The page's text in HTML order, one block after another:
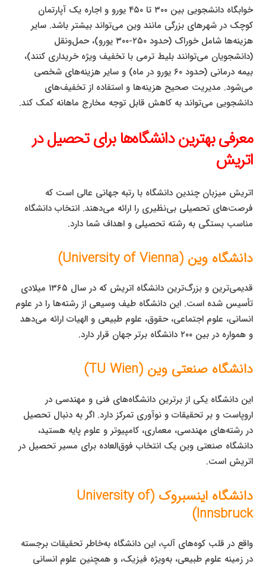
خوابگاه دانشجویی بین ۳۰۰ تا ۴۵۰ یورو و اجاره یک آپارتمان
کوچک در شهرهای بزرگی مانند وین می‌تواند بیشتر باشد. سایر
هزینه‌ها شامل خوراک (حدود ۲۵۰-۳۰۰ یورو)، حمل‌ونقل
(دانشجویان می‌توانند بلیط ترمی با تخفیف ویژه خریداری کنند)،
بیمه درمانی (حدود ۶۰ یورو در ماه) و سایر هزینه‌های شخصی
می‌شود. مدیریت صحیح هزینه‌ها و استفاده از تخفیف‌های
دانشجویی می‌تواند به کاهش قابل توجه مخارج ماهانه کمک کند.
معرفی بهترین دانشگاه‌ها برای تحصیل در
اتریش
اتریش میزبان چندین دانشگاه با رتبه جهانی عالی است که
فرصت‌های تحصیلی بی‌نظیری را ارائه می‌دهند. انتخاب دانشگاه
مناسب بستگی به رشته تحصیلی و اهداف شما دارد.
دانشگاه وین (University of Vienna)
قدیمی‌ترین و بزرگ‌ترین دانشگاه اتریش که در سال ۱۳۶۵ میلادی
تأسیس شده است. این دانشگاه طیف وسیعی از رشته‌ها را در علوم
انسانی، علوم اجتماعی، حقوق، علوم طبیعی و الهیات ارائه می‌دهد
و همواره در بین ۲۰۰ دانشگاه برتر جهان قرار دارد.
دانشگاه صنعتی وین (TU Wien)
این دانشگاه یکی از برترین دانشگاه‌های فنی و مهندسی در
اروپاست و بر تحقیقات و نوآوری تمرکز دارد. اگر به دنبال تحصیل
در رشته‌های مهندسی، معماری، کامپیوتر و علوم پایه هستید،
دانشگاه صنعتی وین یک انتخاب فوق‌العاده برای مسیر تحصیل در
اتریش است.
دانشگاه اینسبروک (University of
Innsbruck)
واقع در قلب کوه‌های آلپ، این دانشگاه به‌خاطر تحقیقات برجسته
در زمینه علوم طبیعی، به‌ویژه فیزیک، و همچنین علوم انسانی